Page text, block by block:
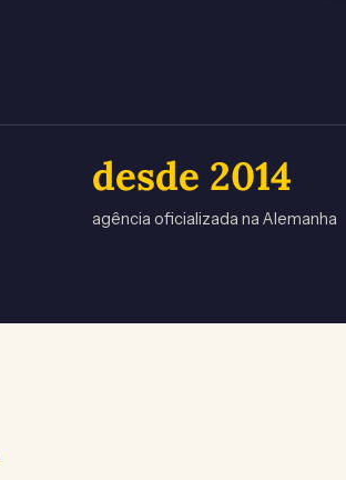
desde 2014
agência oficializada na Alemanha